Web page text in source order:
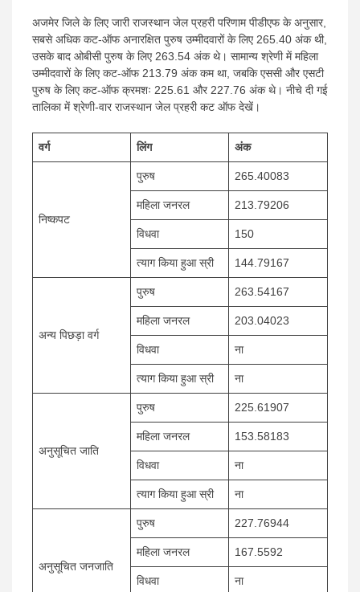
अजमेर जिले के लिए जारी राजस्थान जेल प्रहरी परिणाम पीडीएफ के अनुसार,
सबसे अधिक कट-ऑफ अनारक्षित पुरुष उम्मीदवारों के लिए 265.40 अंक थी,
उसके बाद ओबीसी पुरुष के लिए 263.54 अंक थे। सामान्य श्रेणी में महिला
उम्मीदवारों के लिए कट-ऑफ 213.79 अंक कम था, जबकि एससी और एसटी
पुरुष के लिए कट-ऑफ क्रमशः 225.61 और 227.76 अंक थे। नीचे दी गई
तालिका में श्रेणी-वार राजस्थान जेल प्रहरी कट ऑफ देखें।
वर्ग लिंग अंक
निष्कपट
पुरुष 265.40083
महिला जनरल 213.79206
विधवा 150
त्याग किया हुआ स्री 144.79167
अन्य पिछड़ा वर्ग
पुरुष 263.54167
महिला जनरल 203.04023
विधवा ना
त्याग किया हुआ स्री ना
अनुसूचित जाति
पुरुष 225.61907
महिला जनरल 153.58183
विधवा ना
त्याग किया हुआ स्री ना
अनुसूचित जनजाति
पुरुष 227.76944
महिला जनरल 167.5592
विधवा ना